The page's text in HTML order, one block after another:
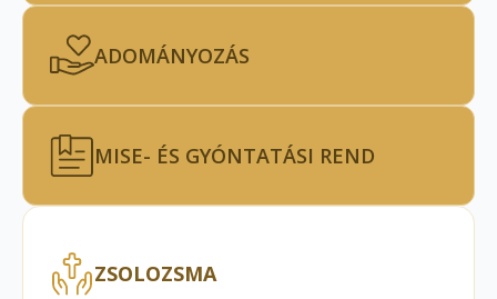
ADOMÁNYOZÁS
MISE- ÉS GYÓNTATÁSI REND
ZSOLOZSMA